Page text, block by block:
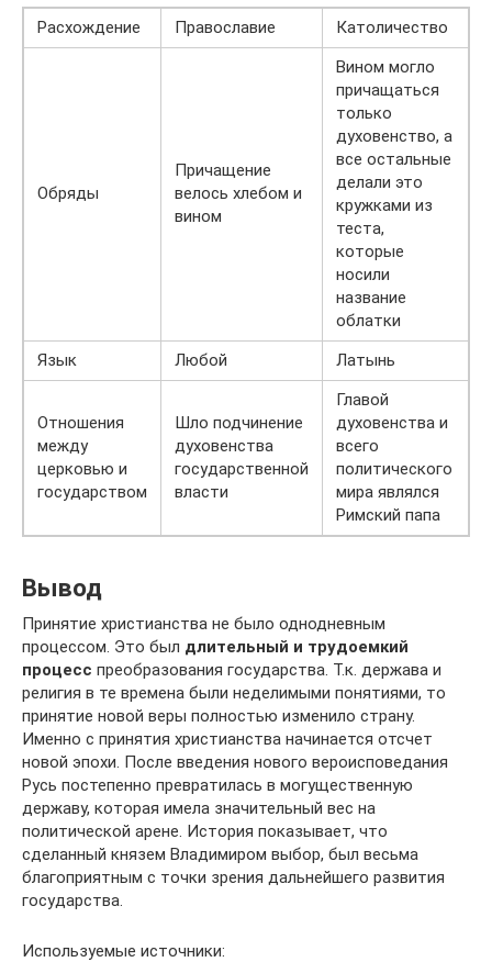
Расхождение Православие Католичество
Обряды
Причащение
велось хлебом и
вином
Вином могло
причащаться
только
духовенство, а
все остальные
делали это
кружками из
теста,
которые
носили
название
облатки
Язык
Любой Латынь
Отношения
между
церковью и
государством
Шло подчинение
духовенства
государственной
власти
Главой
духовенства и
всего
политического
мира являлся
Римский папа
Вывод
Принятие христианства не было однодневным
процессом. Это был длительный и трудоемкий
процесс преобразования государства. Т.к. держава и
религия в те времена были неделимыми понятиями, то
принятие новой веры полностью изменило страну.
Именно с принятия христианства начинается отсчет
новой эпохи. После введения нового вероисповедания
Русь постепенно превратилась в могущественную
державу, которая имела значительный вес на
политической арене. История показывает, что
сделанный князем Владимиром выбор, был весьма
благоприятным с точки зрения дальнейшего развития
государства.
Используемые источники: